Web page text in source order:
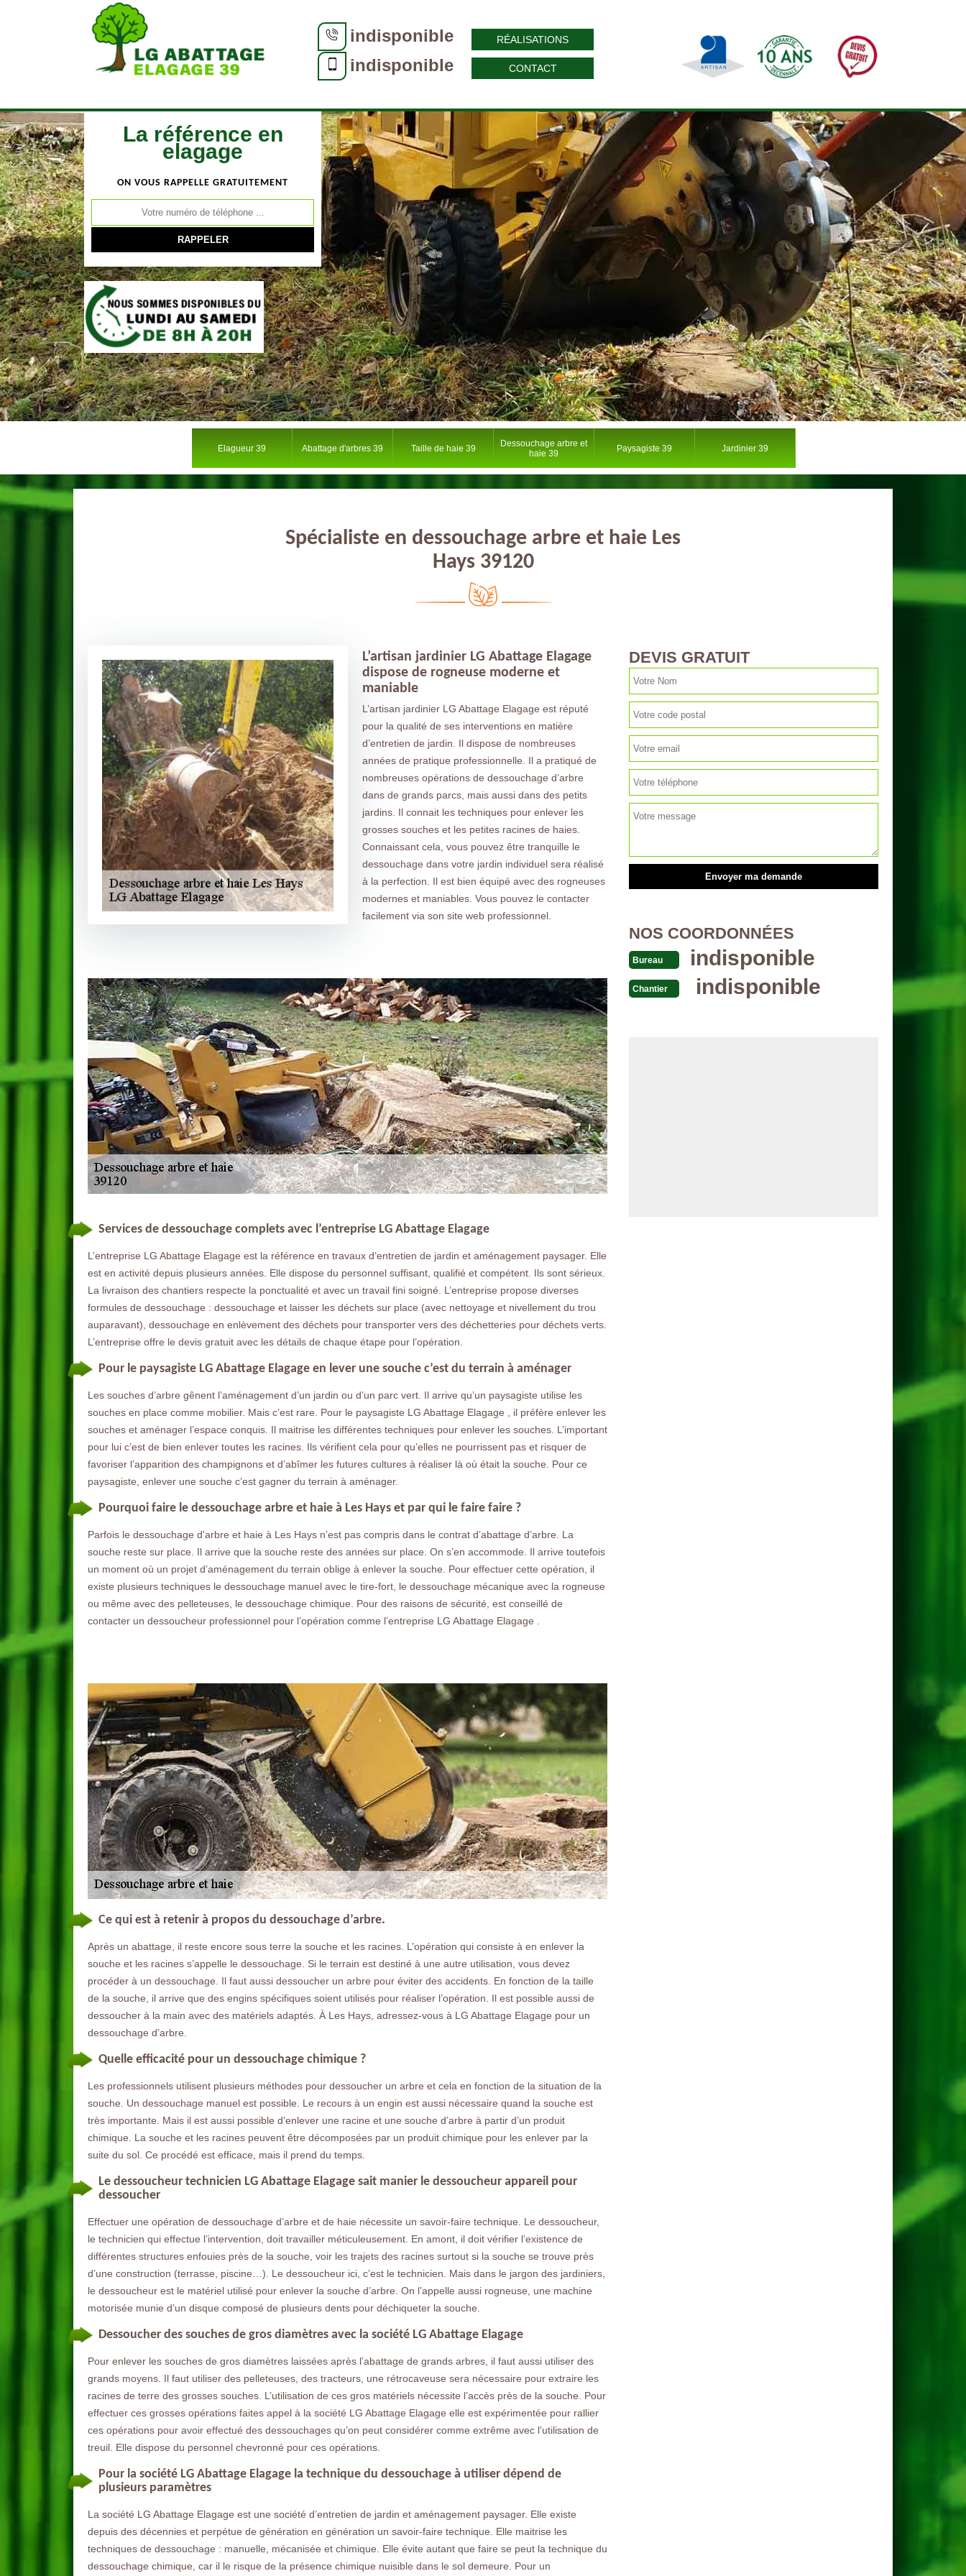
indisponible
indisponible
RÉALISATIONS
CONTACT
La référence en
elagage
ON VOUS RAPPELLE GRATUITEMENT
Elagueur 39 Abattage d'arbres 39 Taille de haie 39
Dessouchage arbre et
haie 39
Paysagiste 39 Jardinier 39
Spécialiste en dessouchage arbre et haie Les
Hays 39120
L’artisan jardinier LG Abattage Elagage
dispose de rogneuse moderne et
maniable
L’artisan jardinier LG Abattage Elagage est réputé
pour la qualité de ses interventions en matière
d’entretien de jardin. Il dispose de nombreuses
années de pratique professionnelle. Il a pratiqué de
nombreuses opérations de dessouchage d’arbre
dans de grands parcs, mais aussi dans des petits
jardins. Il connait les techniques pour enlever les
grosses souches et les petites racines de haies.
Connaissant cela, vous pouvez être tranquille le
dessouchage dans votre jardin individuel sera réalisé
à la perfection. Il est bien équipé avec des rogneuses
modernes et maniables. Vous pouvez le contacter
facilement via son site web professionnel.
Services de dessouchage complets avec l’entreprise LG Abattage Elagage
L’entreprise LG Abattage Elagage est la référence en travaux d’entretien de jardin et aménagement paysager. Elle
est en activité depuis plusieurs années. Elle dispose du personnel suffisant, qualifié et compétent. Ils sont sérieux.
La livraison des chantiers respecte la ponctualité et avec un travail fini soigné. L’entreprise propose diverses
formules de dessouchage : dessouchage et laisser les déchets sur place (avec nettoyage et nivellement du trou
auparavant), dessouchage en enlèvement des déchets pour transporter vers des déchetteries pour déchets verts.
L’entreprise offre le devis gratuit avec les détails de chaque étape pour l’opération.
Pour le paysagiste LG Abattage Elagage en lever une souche c’est du terrain à aménager
Les souches d’arbre gênent l’aménagement d’un jardin ou d’un parc vert. Il arrive qu’un paysagiste utilise les
souches en place comme mobilier. Mais c’est rare. Pour le paysagiste LG Abattage Elagage , il préfère enlever les
souches et aménager l’espace conquis. Il maitrise les différentes techniques pour enlever les souches. L’important
pour lui c’est de bien enlever toutes les racines. Ils vérifient cela pour qu’elles ne pourrissent pas et risquer de
favoriser l’apparition des champignons et d’abîmer les futures cultures à réaliser là où était la souche. Pour ce
paysagiste, enlever une souche c’est gagner du terrain à aménager.
Pourquoi faire le dessouchage arbre et haie à Les Hays et par qui le faire faire ?
Parfois le dessouchage d'arbre et haie à Les Hays n’est pas compris dans le contrat d’abattage d’arbre. La
souche reste sur place. Il arrive que la souche reste des années sur place. On s’en accommode. Il arrive toutefois
un moment où un projet d’aménagement du terrain oblige à enlever la souche. Pour effectuer cette opération, il
existe plusieurs techniques le dessouchage manuel avec le tire-fort, le dessouchage mécanique avec la rogneuse
ou même avec des pelleteuses, le dessouchage chimique. Pour des raisons de sécurité, est conseillé de
contacter un dessoucheur professionnel pour l’opération comme l’entreprise LG Abattage Elagage .
Ce qui est à retenir à propos du dessouchage d’arbre.
Après un abattage, il reste encore sous terre la souche et les racines. L’opération qui consiste à en enlever la
souche et les racines s’appelle le dessouchage. Si le terrain est destiné à une autre utilisation, vous devez
procéder à un dessouchage. Il faut aussi dessoucher un arbre pour éviter des accidents. En fonction de la taille
de la souche, il arrive que des engins spécifiques soient utilisés pour réaliser l’opération. Il est possible aussi de
dessoucher à la main avec des matériels adaptés. À Les Hays, adressez-vous à LG Abattage Elagage pour un
dessouchage d’arbre.
Quelle efficacité pour un dessouchage chimique ?
Les professionnels utilisent plusieurs méthodes pour dessoucher un arbre et cela en fonction de la situation de la
souche. Un dessouchage manuel est possible. Le recours à un engin est aussi nécessaire quand la souche est
très importante. Mais il est aussi possible d’enlever une racine et une souche d’arbre à partir d’un produit
chimique. La souche et les racines peuvent être décomposées par un produit chimique pour les enlever par la
suite du sol. Ce procédé est efficace, mais il prend du temps.
Le dessoucheur technicien LG Abattage Elagage sait manier le dessoucheur appareil pour
dessoucher
Effectuer une opération de dessouchage d’arbre et de haie nécessite un savoir-faire technique. Le dessoucheur,
le technicien qui effectue l’intervention, doit travailler méticuleusement. En amont, il doit vérifier l’existence de
différentes structures enfouies près de la souche, voir les trajets des racines surtout si la souche se trouve près
d’une construction (terrasse, piscine…). Le dessoucheur ici, c’est le technicien. Mais dans le jargon des jardiniers,
le dessoucheur est le matériel utilisé pour enlever la souche d’arbre. On l’appelle aussi rogneuse, une machine
motorisée munie d’un disque composé de plusieurs dents pour déchiqueter la souche.
Dessoucher des souches de gros diamètres avec la société LG Abattage Elagage
Pour enlever les souches de gros diamètres laissées après l’abattage de grands arbres, il faut aussi utiliser des
grands moyens. Il faut utiliser des pelleteuses, des tracteurs, une rétrocaveuse sera nécessaire pour extraire les
racines de terre des grosses souches. L’utilisation de ces gros matériels nécessite l’accès près de la souche. Pour
effectuer ces grosses opérations faites appel à la société LG Abattage Elagage elle est expérimentée pour rallier
ces opérations pour avoir effectué des dessouchages qu’on peut considérer comme extrême avec l’utilisation de
treuil. Elle dispose du personnel chevronné pour ces opérations.
Pour la société LG Abattage Elagage la technique du dessouchage à utiliser dépend de
plusieurs paramètres
La société LG Abattage Elagage est une société d’entretien de jardin et aménagement paysager. Elle existe
depuis des décennies et perpétue de génération en génération un savoir-faire technique. Elle maitrise les
techniques de dessouchage : manuelle, mécanisée et chimique. Elle évite autant que faire se peut la technique du
dessouchage chimique, car il le risque de la présence chimique nuisible dans le sol demeure. Pour un
DEVIS GRATUIT
NOS COORDONNÉES
Bureau indisponible
Chantier indisponible